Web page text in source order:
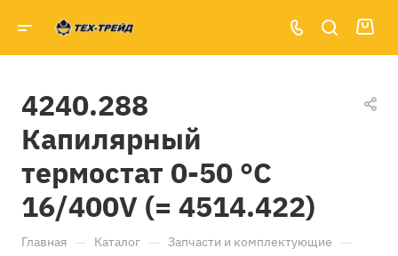
4240.288
Капилярный
термостат 0-50 °C
16/400V (= 4514.422)
Главная — Каталог — Запчасти и комплектующие —